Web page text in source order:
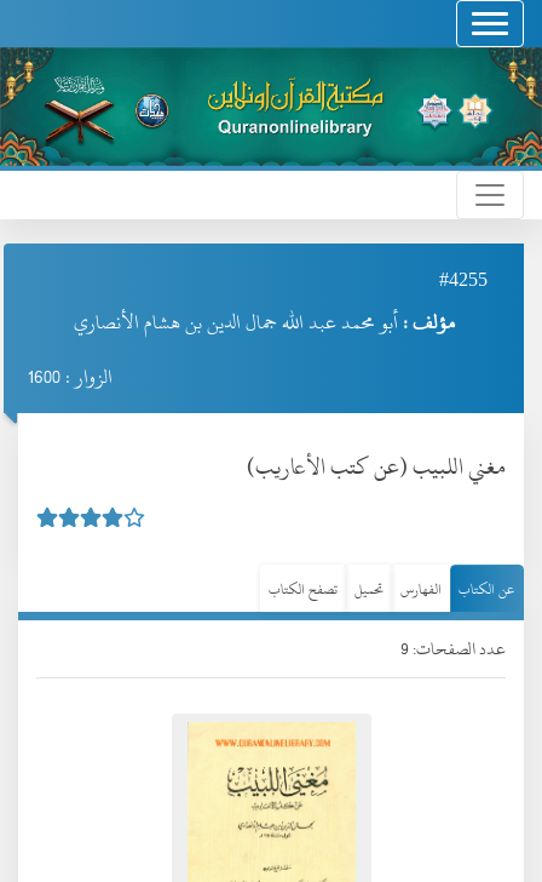
#4255
مؤلف :أبو محمد عبد الله جمال الدين بن هشام الأنصاري
الزوار : 1600
مغني اللبيب (عن كتب الأعاريب)
عن الكتاب الفهارس تحميل تصفح الكتاب
عدد الصفحات: 9